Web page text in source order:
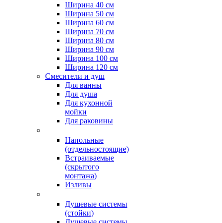
Ширина 40 см
Ширина 50 см
Ширина 60 см
Ширина 70 см
Ширина 80 см
Ширина 90 см
Ширина 100 см
Ширина 120 см
Смесители и душ
Для ванны
Для душа
Для кухонной
мойки
Для раковины
Напольные
(отдельностоящие)
Встраиваемые
(скрытого
монтажа)
Изливы
Душевые системы
(стойки)